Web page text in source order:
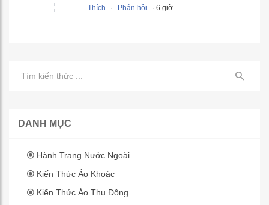
Thích · Phản hồi · 6 giờ
DANH MỤC
Hành Trang Nước Ngoài
Kiến Thức Áo Khoác
Kiến Thức Áo Thu Đông